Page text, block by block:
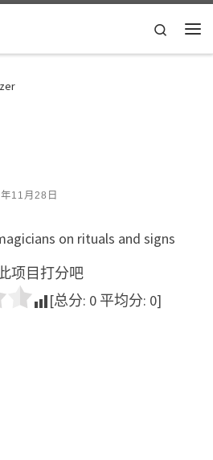
Search
11月28日
on rituals and signs
项目打分吧
[总分: 0 平均分: 0]